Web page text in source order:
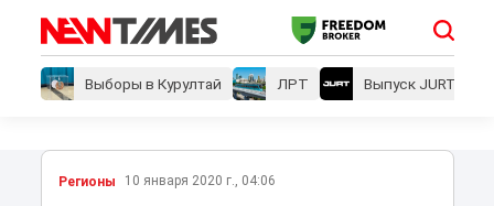
Выборы в Курултай ЛРТ Выпуск JURT
Регионы 10 января 2020 г., 04:06